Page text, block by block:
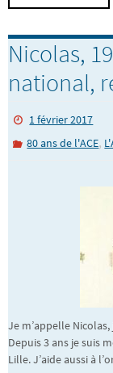
Nicolas,
national,
1 février 2017
80 ans de l'ACE,
Je m’appelle Nicolas,
Depuis 3 ans je suis
Lille. J’aide aussi à